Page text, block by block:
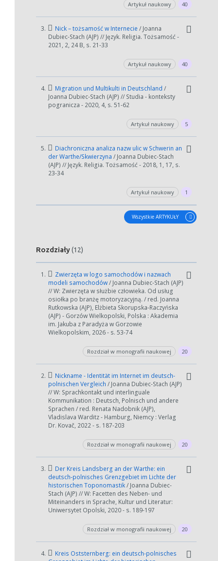
Artykuł naukowy 40
3. Nick – tożsamość w Internecie / Joanna
Dubiec-Stach (AJP) // Język. Religia. Tożsamość -
2021, 2, 24 B, s. 21-33
Artykuł naukowy 40
4. Migration und Multikulti in Deutschland /
Joanna Dubiec-Stach (AJP) // Studia - konteksty
pogranicza - 2020, 4, s. 51-62
Artykuł naukowy 5
5.
Diachroniczna analiza nazw ulic w Schwerin an
der Warthe/Skwierzyna / Joanna Dubiec-Stach
(AJP) // Język. Religia. Tożsamość - 2018, 1, 17, s.
23-34
Artykuł naukowy 1
Wszystkie ARTYKUŁY
Rozdziały(12)
1.
Zwierzęta w logo samochodów i nazwach
modeli samochodów/ Joanna Dubiec-Stach (AJP)
// W: Zwierzęta w służbie człowieka. Od usług
osiołka po branżę motoryzacyjną. / red. Joanna
Rutkowska (AJP), Elżbieta Skorupska-Raczyńska
(AJP) - Gorzów Wielkopolski, Polska : Akademia
im. Jakuba z Paradyża w Gorzowie
Wielkopolskim, 2026 - s. 53-74
Rozdział w monografii naukowej 20
2.
Nickname - Identität im Internet im deutsch-
polnischen Vergleich / Joanna Dubiec-Stach (AJP)
// W: Sprachkontakt und interlinguale
Kommunikation : Deutsch, Polnisch und andere
Sprachen / red. Renata Nadobnik (AJP),
Vladislava Warditz - Hamburg, Niemcy : Verlag
Dr. Kovač, 2022 - s. 187-203
Rozdział w monografii naukowej 20
3.
Der Kreis Landsberg an der Warthe: ein
deutsch-polnisches Grenzgebiet im Lichte der
historischen Toponomastik/ Joanna Dubiec-
Stach (AJP) // W: Facetten des Neben- und
Miteinanders in Sprache, Kultur und Literatur:
Uniwersytet Opolski, 2020 - s. 189-197
Rozdział w monografii naukowej 20
4.
Kreis Oststernberg: ein deutsch-polnisches